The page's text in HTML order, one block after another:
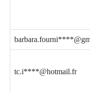
tc.i****@hotmail.fr